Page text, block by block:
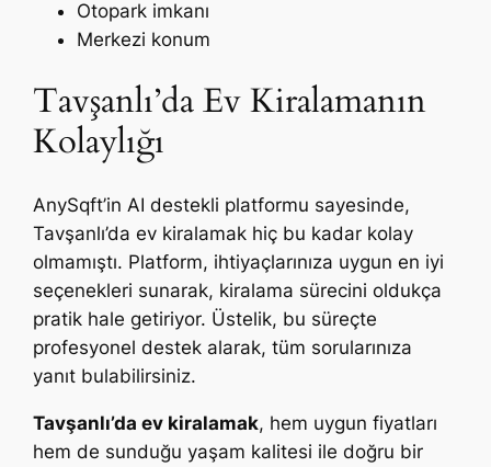
Otopark imkanı
Merkezi konum
Tavşanlı’da Ev Kiralamanın
Kolaylığı
AnySqft’in AI destekli platformu sayesinde,
Tavşanlı’da ev kiralamak hiç bu kadar kolay
olmamıştı. Platform, ihtiyaçlarınıza uygun en iyi
seçenekleri sunarak, kiralama sürecini oldukça
pratik hale getiriyor. Üstelik, bu süreçte
profesyonel destek alarak, tüm sorularınıza
yanıt bulabilirsiniz.
Tavşanlı’da ev kiralamak, hem uygun fiyatları
hem de sunduğu yaşam kalitesi ile doğru bir